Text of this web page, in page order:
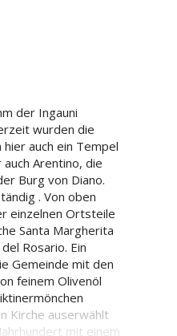
der Ingauni
wurden die
auch ein Tempel
Arentino, die
Burg von Diano.
. Von oben
einzelnen Ortsteile
Santa Margherita
Rosario. Ein
Gemeinde mit den
feinem Olivenöl
Kirche auserwählt
mit einem